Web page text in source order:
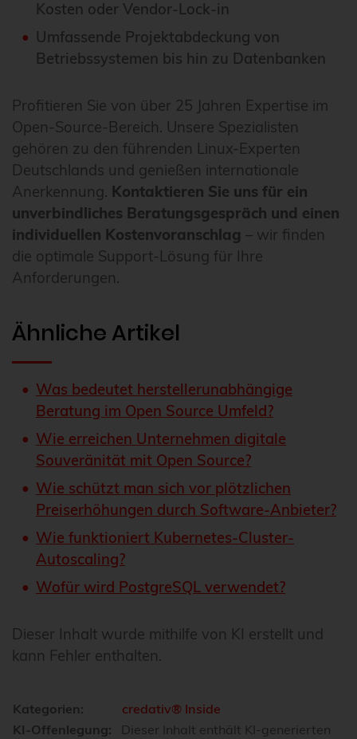
Kosten oder Vendor-Lock-in
Umfassende Projektabdeckung von
Betriebssystemen bis hin zu Datenbanken
Profitieren Sie von über 25 Jahren Expertise im
Open-Source-Bereich. Unsere Spezialisten
gehören zu den führenden Linux-Experten
Deutschlands und genießen internationale
Anerkennung. Kontaktieren Sie uns für ein
unverbindliches Beratungsgespräch und einen
individuellen Kostenvoranschlag – wir finden
die optimale Support-Lösung für Ihre
Anforderungen.
Ähnliche Artikel
Was bedeutet herstellerunabhängige
Beratung im Open Source Umfeld?
Wie erreichen Unternehmen digitale
Souveränität mit Open Source?
Wie schützt man sich vor plötzlichen
Preiserhöhungen durch Software-Anbieter?
Wie funktioniert Kubernetes-Cluster-
Autoscaling?
Wofür wird PostgreSQL verwendet?
Dieser Inhalt wurde mithilfe von KI erstellt und
kann Fehler enthalten.
Kategorien:
credativ® Inside
KI-Offenlegung:
Dieser Inhalt enthält KI-generierten